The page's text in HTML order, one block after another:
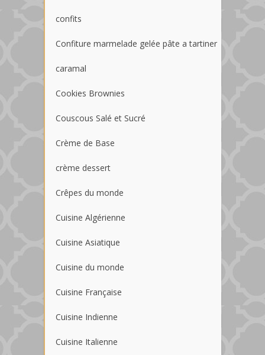
confits
Confiture marmelade gelée pâte a tartiner
caramal
Cookies Brownies
Couscous Salé et Sucré
Crème de Base
crème dessert
Crêpes du monde
Cuisine Algérienne
Cuisine Asiatique
Cuisine du monde
Cuisine Française
Cuisine Indienne
Cuisine Italienne